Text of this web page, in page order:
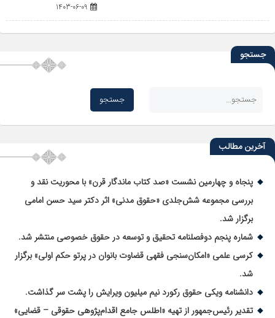
جستجو
آخرین مطالب
پنجاه و چهارمین نشست «صد کتاب ماندگار قرن» با محوریت نقد و
بررسی مجموعه شش‌جلدی «حقوق مدنی» اثر دکتر سید حسن امامی
برگزار شد.
شماره پنجم دوفصلنامه تحقیق و توسعه در حقوق خصوصی منتشر شد.
کرسی علمی «امکان‌سنجی فقهی قضاوت بانوان در پرتو حکم اولی» برگزار
شد.
دانشنامه ویکی حقوق رکورد نیم میلیون ویرایش را پشت سر گذاشت.
تقدیر رئیس‌جمهور از تهیه «اطلس جامع اقدام‌پژوهی حقوقی – قضایی»